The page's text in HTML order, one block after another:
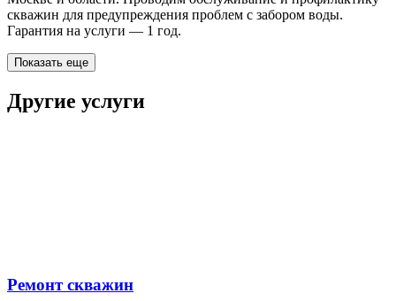
скважин для предупреждения проблем с забором воды.
Гарантия на услуги — 1 год.
Показать еще
Другие услуги
Ремонт скважин